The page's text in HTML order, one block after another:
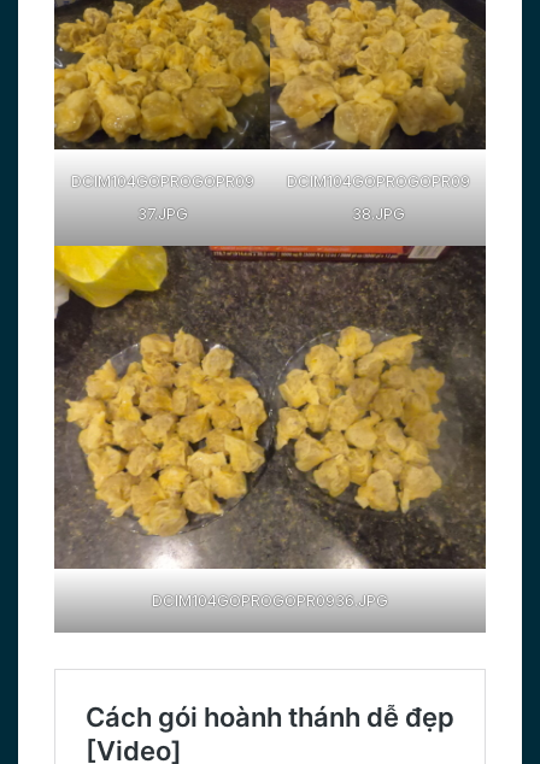
DCIM104GOPROGOPR09
37.JPG
DCIM104GOPROGOPR09
38.JPG
DCIM104GOPROGOPR0936.JPG